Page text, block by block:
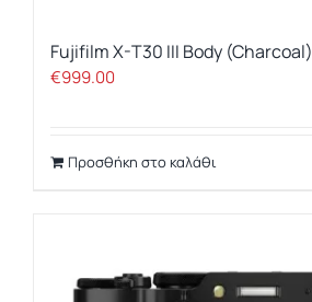
Fujifilm X-T30 III Body (Charcoal)
€999.00
Προσθήκη στο καλάθι